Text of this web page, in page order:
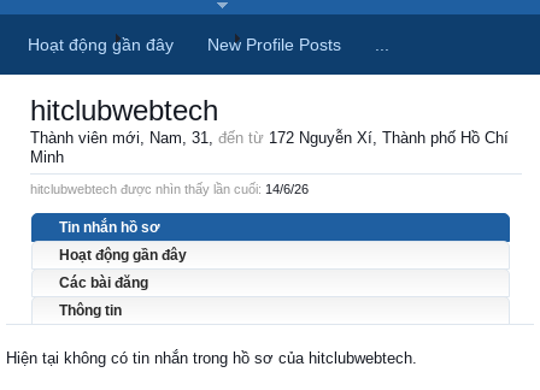
Trang chủ Thành viên hitclubwebtech
hitclubwebtech
Thành viên mới, Nam, 31, đến từ 172 Nguyễn Xí, Thành phố Hồ Chí
Minh
hitclubwebtech được nhìn thấy lần cuối: 14/6/26
Tin nhắn hồ sơ
Hoạt động gần đây
Các bài đăng
Thông tin
Hiện tại không có tin nhắn trong hồ sơ của hitclubwebtech.
Hoạt động gần đây New Profile Posts